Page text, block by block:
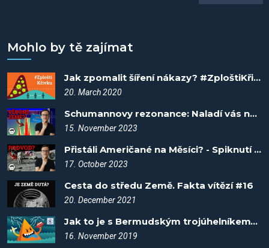
Mohlo by tě zajímat
Jak zpomalit šíření nákazy? #ZploštiKřivku
20. March 2020
Schumannovy rezonance: Naladí vás na tep planety? - Spiknutí #53
15. November 2023
Přistáli Američané na Měsíci? - Spiknutí #33
17. October 2023
Cesta do středu Země. Fakta vítězí #16
20. December 2021
Jak to je s Bermudským trojúhelníkem? Fakta vítězí #7
16. November 2019